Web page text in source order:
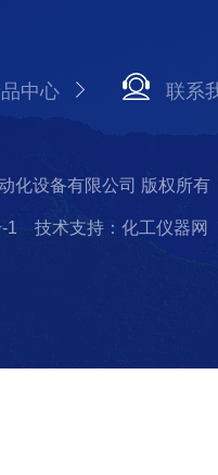
中心 联系
化设备有限公司 版权所有
1
技术支持：化工仪器网